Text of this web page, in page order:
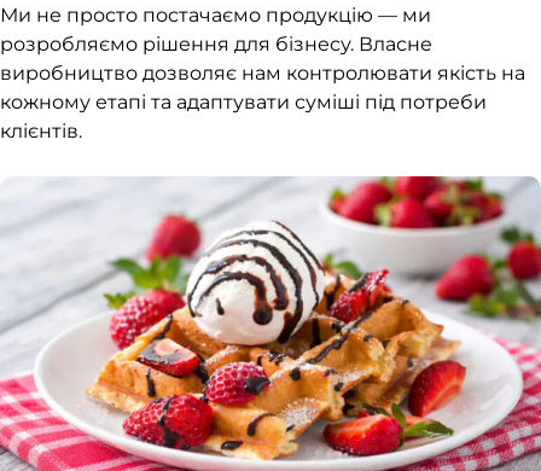
Ми не просто постачаємо продукцію — ми
розробляємо рішення для бізнесу. Власне
виробництво дозволяє нам контролювати якість на
кожному етапі та адаптувати суміші під потреби
клієнтів.